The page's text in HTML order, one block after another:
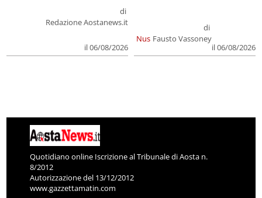
di
Redazione Aostanews.it
il 06/08/2026
Nus
di
Fausto Vassoney
il 06/08/2026
Quotidiano online Iscrizione al Tribunale di Aosta n.
8/2012
Autorizzazione del 13/12/2012
www.gazzettamatin.com